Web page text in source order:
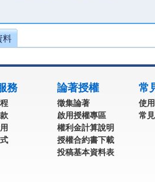
料
務 論著授權
徵集論著
啟用授權專區
權利金計算說明
授權合約書下載
投稿基本資料表
常
使
常